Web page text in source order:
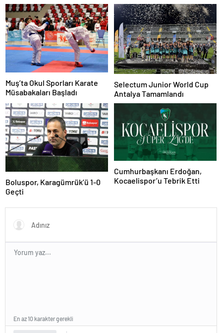
Muş’ta Okul Sporları Karate
Müsabakaları Başladı
Selectum Junior World Cup
Antalya Tamamlandı
Boluspor, Karagümrük’ü 1-0
Geçti
Cumhurbaşkanı Erdoğan,
Kocaelispor’u Tebrik Etti
En az 10 karakter gerekli